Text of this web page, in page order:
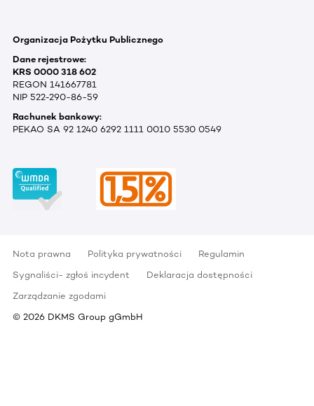
Organizacja Pożytku Publicznego
Dane rejestrowe:
KRS 0000 318 602
REGON 141667781
NIP 522-290-86-59
Rachunek bankowy:
PEKAO SA 92 1240 6292 1111 0010 5530 0549
Nota prawna Polityka prywatności
Regulamin
Sygnaliści- zgłoś incydent
Deklaracja dostępności
Zarządzanie zgodami
© 2026 DKMS Group gGmbH